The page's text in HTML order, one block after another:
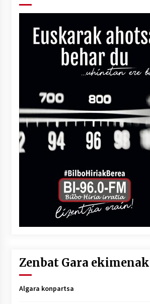
Zenbat Gara ekimenak
Algara konpartsa